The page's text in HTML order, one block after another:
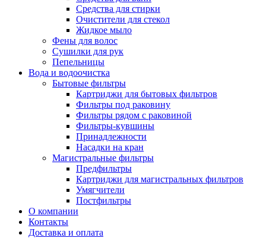
Средства для стирки
Очистители для стекол
Жидкое мыло
Фены для волос
Сушилки для рук
Пепельницы
Вода и водоочистка
Бытовые фильтры
Картриджи для бытовых фильтров
Фильтры под раковину
Фильтры рядом с раковиной
Фильтры-кувшины
Принадлежности
Насадки на кран
Магистральные фильтры
Предфильтры
Картриджи для магистральных фильтров
Умягчители
Постфильтры
О компании
Контакты
Доставка и оплата